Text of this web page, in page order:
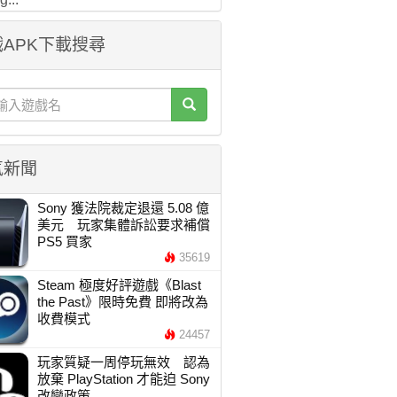
下載搜尋
聞
Sony 獲法院裁定退還 5.08 億
美元 玩家集體訴訟要求補償
PS5 買家
35619
Steam 極度好評遊戲《Blast
the Past》限時免費 即將改為
收費模式
24457
玩家質疑一周停玩無效 認為
放棄 PlayStation 才能迫 Sony